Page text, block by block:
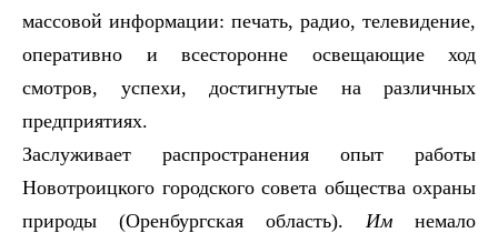
массовой информации: печать, радио, телевидение,
оперативно и всесторонне освещающие ход
смотров, успехи, достигнутые на различных
предприятиях.
Заслуживает распространения опыт работы
Новотроицкого городского совета общества охраны
природы (Оренбургская область). Им немало